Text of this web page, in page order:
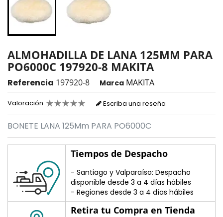
ALMOHADILLA DE LANA 125MM PARA
PO6000C 197920-8 MAKITA
Referencia 197920-8 Marca MAKITA
Valoración Escriba una reseña
BONETE LANA 125Mm PARA PO6000C
Tiempos de Despacho
- Santiago y Valparaíso: Despacho
disponible desde 3 a 4 días hábiles
- Regiones desde 3 a 4 días hábiles
Retira tu Compra en Tienda